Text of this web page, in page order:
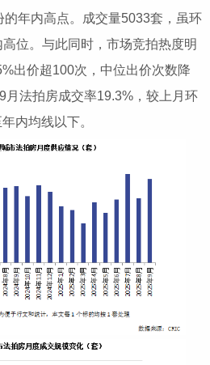
年内高点。成交量5033套，虽环
位。与此同时，市场竞拍热度明
出价超100次，中位出价次数降
月法拍房成交率19.3%，较上月环
内均线以下。